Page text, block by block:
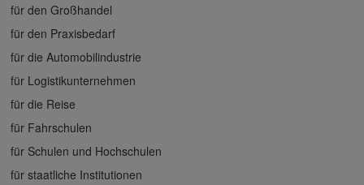
für den Großhandel
für den Praxisbedarf
für die Automobilindustrie
für Logistikunternehmen
für die Reise
für Fahrschulen
für Schulen und Hochschulen
für staatliche Institutionen